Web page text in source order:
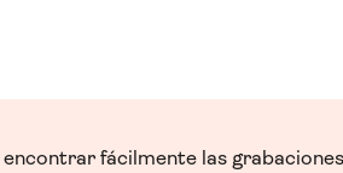
fácilmente las